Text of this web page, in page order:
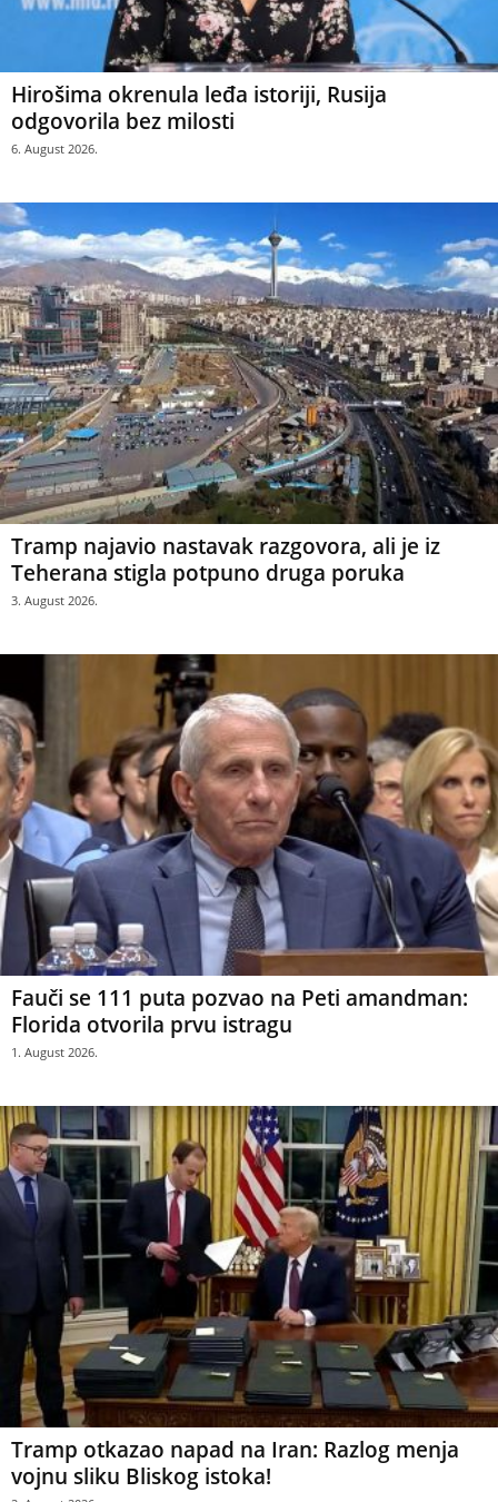
Hirošima okrenula leđa istoriji, Rusija
odgovorila bez milosti
6. August 2026.
Tramp najavio nastavak razgovora, ali je iz
Teherana stigla potpuno druga poruka
3. August 2026.
Fauči se 111 puta pozvao na Peti amandman:
Florida otvorila prvu istragu
1. August 2026.
Tramp otkazao napad na Iran: Razlog menja
vojnu sliku Bliskog istoka!